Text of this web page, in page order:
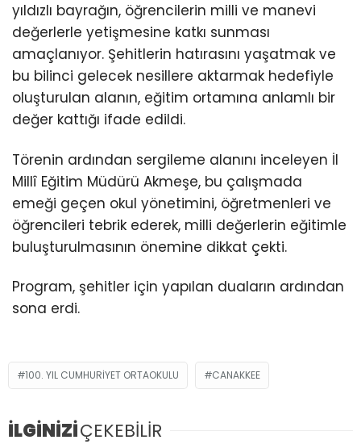
yıldızlı bayrağın, öğrencilerin milli ve manevi
değerlerle yetişmesine katkı sunması
amaçlanıyor. Şehitlerin hatırasını yaşatmak ve
bu bilinci gelecek nesillere aktarmak hedefiyle
oluşturulan alanın, eğitim ortamına anlamlı bir
değer kattığı ifade edildi.
Törenin ardından sergileme alanını inceleyen İl
Millî Eğitim Müdürü Akmeşe, bu çalışmada
emeği geçen okul yönetimini, öğretmenleri ve
öğrencileri tebrik ederek, milli değerlerin eğitimle
buluşturulmasının önemine dikkat çekti.
Program, şehitler için yapılan duaların ardından
sona erdi.
100. YIL CUMHURIYET ORTAOKULU CANAKKEE
İLGİNİZİÇEKEBİLİR